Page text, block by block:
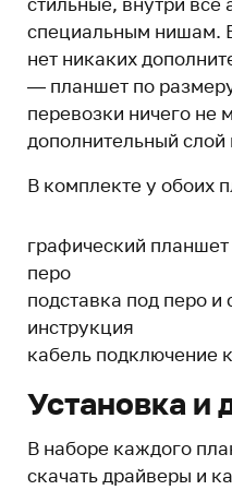
специальным нишам.
нет никаких
— планшет по
перевозки ничего не
дополнительный
В комплекте у обоих
графический планшет
перо
подставка под перо
инструкция
кабель подключение
Установка и
В наборе каждого
скачать драйверы и